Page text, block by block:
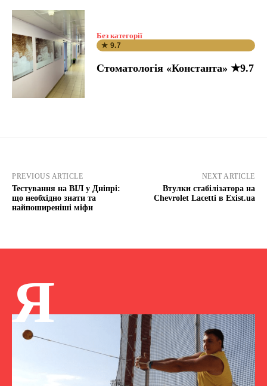
Без категорії
★ 9.7
Стоматологія «Константа» ★9.7
PREVIOUS ARTICLE
Тестування на ВІЛ у Дніпрі:
що необхідно знати та
найпоширеніші міфи
NEXT ARTICLE
Втулки стабілізатора на
Chevrolet Lacetti в Exist.ua
Я